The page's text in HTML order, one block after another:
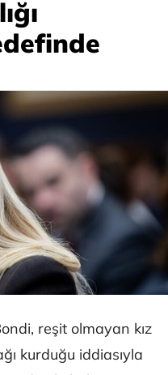
reşit olmayan kız
kurduğu iddiasıyla